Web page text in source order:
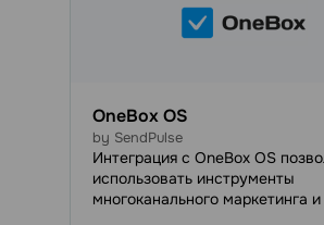
OneBox OS
by SendPulse
Интеграция с OneBox OS
использовать инструменты
многоканального маркетинга